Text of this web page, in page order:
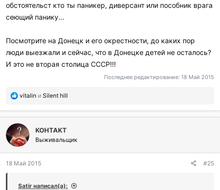
обстоятельст кто ты паникер, диверсант или пособник врага
сеющий панику...
Посмотрите на Донецк и его окрестности, до каких пор
люди выезжали и сейчас, что в Донецке детей не осталось?
И это не вторая столица СССР!!!
Последнее редактирование: 18 Май 2015
П
б
а
г
о
а
и
vitalin и Silent hill
KOHTAKT
Выживальщик
18 Май 2015 #25
Satir написал(а):